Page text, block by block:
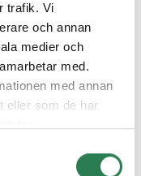
trafik. Vi
och annan
medier och
med.
med annan
eller som de har
kärlet
Eller